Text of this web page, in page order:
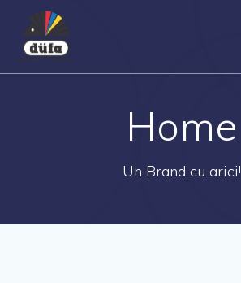
Home
Un Brand cu arici!